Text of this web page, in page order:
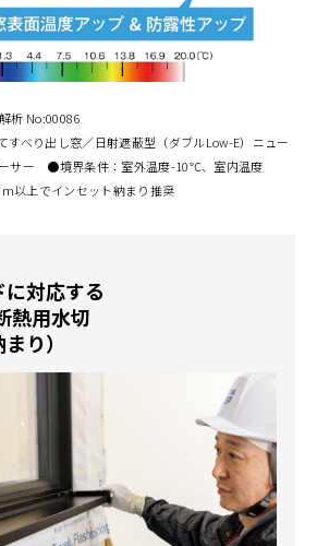
析 No:00086
すべり出し窓／日射遮蔽型（ダブルLow-E）ニュー
ーサー ●境界条件：室外温度-10℃、室内温度
上でインセット納まり推奨
対応する
熱用水切
り）